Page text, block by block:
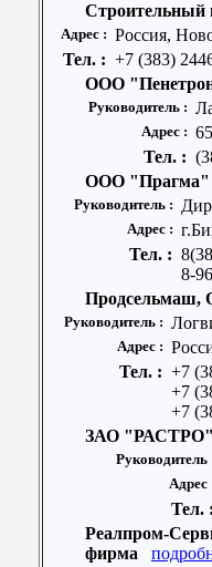
Строительный
Адрес : Россия,
Тел. : +7 (383)
ООО
Руководитель :
Адрес :
Тел. :
ООО "Прагма"
Руководитель :
Адрес :
Тел. :
8-
Руководитель :
Адрес :
Тел. : +7
+7
+7
ЗАО
Тел.
Реалпром-
фирма